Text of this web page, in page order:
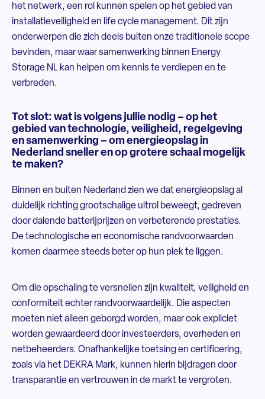
het netwerk, een rol kunnen spelen op het gebied van
installatieveiligheid en life cycle management. Dit zijn
onderwerpen die zich deels buiten onze traditionele scope
bevinden, maar waar samenwerking binnen Energy
Storage NL kan helpen om kennis te verdiepen en te
verbreden.
Tot slot: wat is volgens jullie nodig – op het
gebied van technologie, veiligheid, regelgeving
en samenwerking – om energieopslag in
Nederland sneller en op grotere schaal mogelijk
te maken?
Binnen en buiten Nederland zien we dat energieopslag al
duidelijk richting grootschalige uitrol beweegt, gedreven
door dalende batterijprijzen en verbeterende prestaties.
De technologische en economische randvoorwaarden
komen daarmee steeds beter op hun plek te liggen.
Om die opschaling te versnellen zijn kwaliteit, veiligheid en
conformiteit echter randvoorwaardelijk. Die aspecten
moeten niet alleen geborgd worden, maar ook expliciet
worden gewaardeerd door investeerders, overheden en
netbeheerders. Onafhankelijke toetsing en certificering,
zoals via het DEKRA Mark, kunnen hierin bijdragen door
transparantie en vertrouwen in de markt te vergroten.